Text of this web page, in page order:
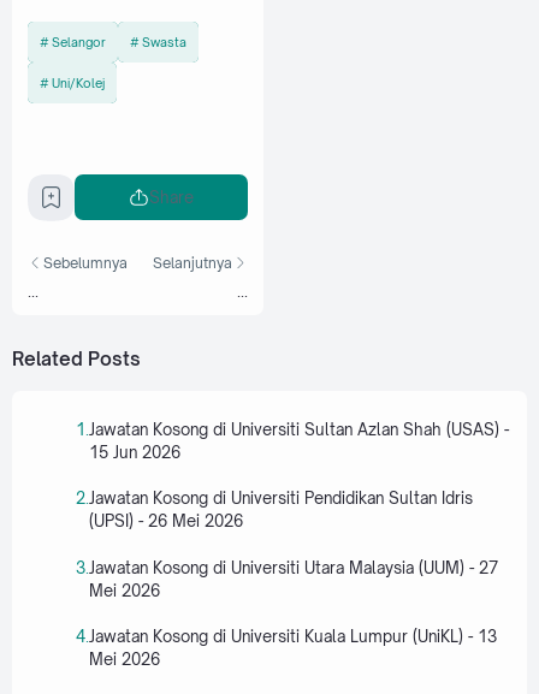
Selangor Swasta
Uni/Kolej
Share
Sebelumnya
...
Selanjutnya
...
Related Posts
Jawatan Kosong di Universiti Sultan Azlan Shah (USAS) -
15 Jun 2026
Jawatan Kosong di Universiti Pendidikan Sultan Idris
(UPSI) - 26 Mei 2026
Jawatan Kosong di Universiti Utara Malaysia (UUM) - 27
Mei 2026
Jawatan Kosong di Universiti Kuala Lumpur (UniKL) - 13
Mei 2026